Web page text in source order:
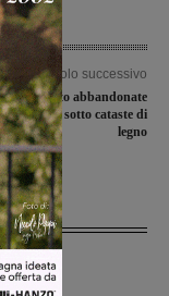
Articolo successivo
di amianto abbandonate
nascoste sotto cataste di
legno